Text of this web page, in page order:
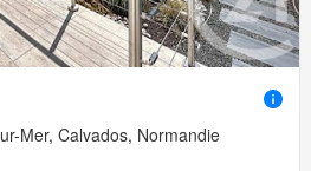
Mer, Calvados, Normandie